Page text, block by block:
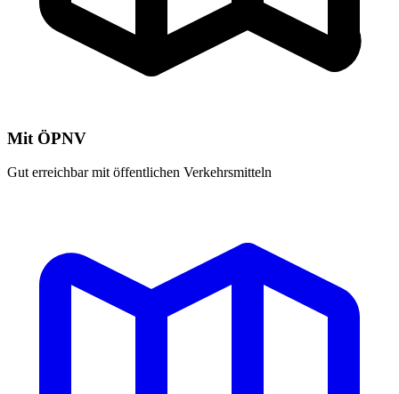
Mit ÖPNV
Gut erreichbar mit öffentlichen Verkehrsmitteln